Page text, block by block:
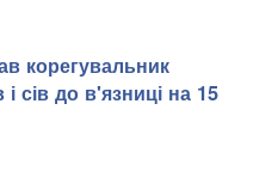
корегувальник
і сів до в'язниці на 15